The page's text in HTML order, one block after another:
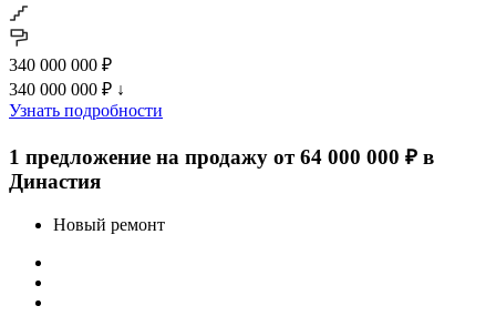
340 000 000 ₽
340 000 000 ₽ ↓
Узнать подробности
1 предложение на продажу от 64 000 000 ₽ в
Династия
Новый ремонт